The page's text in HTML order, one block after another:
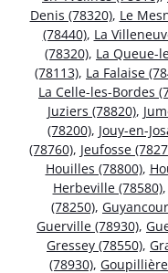
Denis (78320), Le
(78440), La
(78320), La Queue-
(78113), La Falaise
La Celle-les-Bordes
Juziers (78820),
(78200), Jouy-en-
(78760), Jeufosse
Houilles (78800),
Herbeville (78580),
(78250),
Guerville (78930),
Gressey (78550),
(78930),